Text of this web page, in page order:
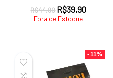
R$44,90 O
preço
R$44,90.
R$39,90O
R$39,90.
Fora de Estoque
- 11%